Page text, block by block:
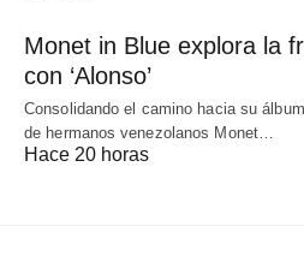
Monet in Blue explora la
con ‘Alonso’
Consolidando el camino hacia su
de hermanos venezolanos Monet…
Hace 20 horas